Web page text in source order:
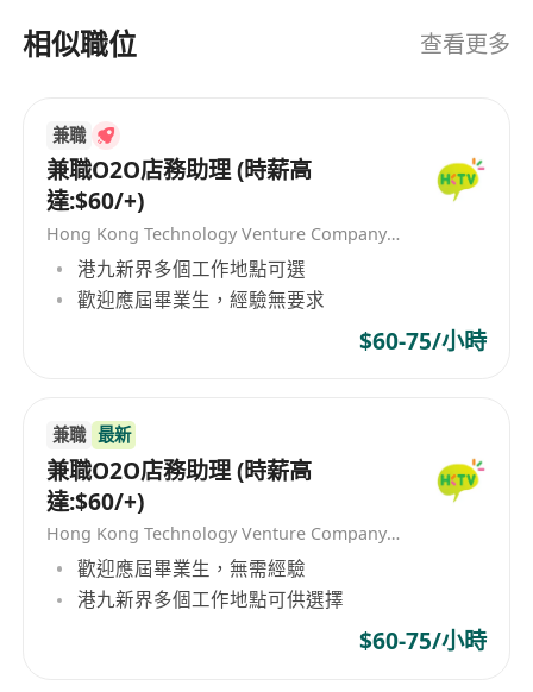
相似職位 查看更多
兼職
兼職O2O店務助理 (時薪高
達:$60/+)
Hong Kong Technology Venture Company Limited(HKTV)
港九新界多個工作地點可選
歡迎應屆畢業生，經驗無要求
$60-75/小時
兼職 最新
兼職O2O店務助理 (時薪高
達:$60/+)
Hong Kong Technology Venture Company Limited(HKTV)
歡迎應屆畢業生，無需經驗
港九新界多個工作地點可供選擇
$60-75/小時